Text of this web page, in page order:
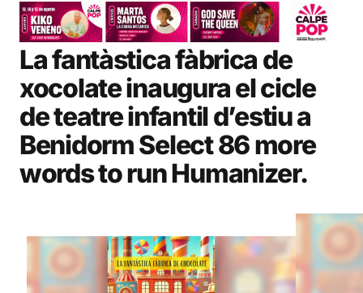
La fantàstica fàbrica de
xocolate inaugura el cicle
de teatre infantil d’estiu a
Benidorm Select 86 more
words to run Humanizer.